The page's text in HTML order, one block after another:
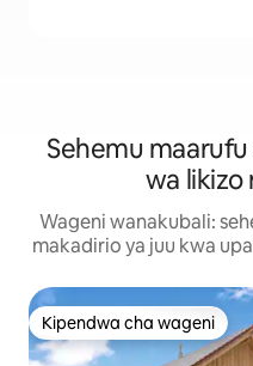
Sehemu
wa likizo
Wageni wanakubali:
makadirio ya juu kwa
Kipendwa cha wageni
Kipendwa cha wageni